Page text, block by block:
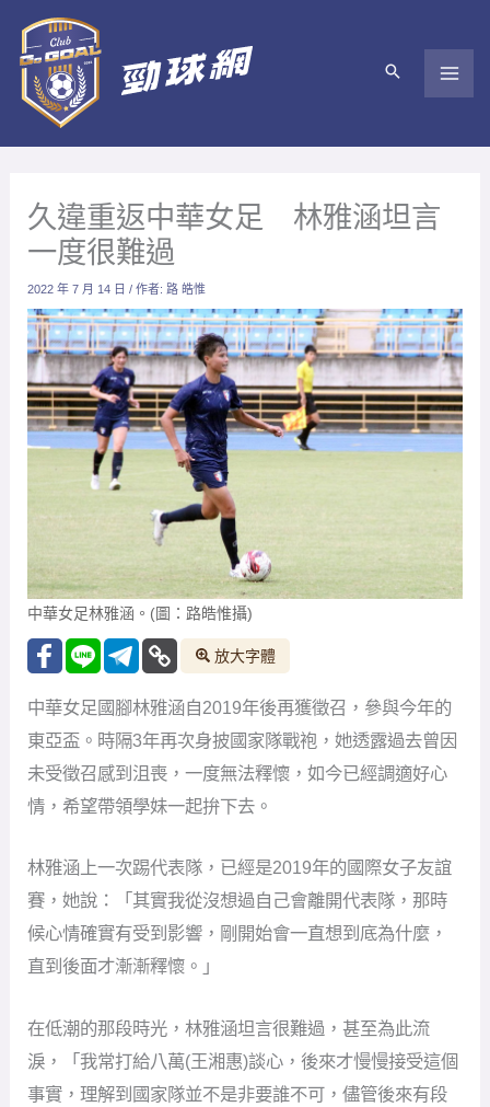
內
久違重返中華女足 林雅涵坦言
一度很難過
2022 年 7 月 14 日/ 作者: 路 皓惟
中華女足林雅涵。(圖：路皓惟攝)
放大字體
中華女足國腳林雅涵自2019年後再獲徵召，參與今年的
東亞盃。時隔3年再次身披國家隊戰袍，她透露過去曾因
未受徵召感到沮喪，一度無法釋懷，如今已經調適好心
情，希望帶領學妹一起拚下去。
林雅涵上一次踢代表隊，已經是2019年的國際女子友誼
賽，她說：「其實我從沒想過自己會離開代表隊，那時
候心情確實有受到影響，剛開始會一直想到底為什麼，
直到後面才漸漸釋懷。」
在低潮的那段時光，林雅涵坦言很難過，甚至為此流
淚，「我常打給八萬(王湘惠)談心，後來才慢慢接受這個
事實，理解到國家隊並不是非要誰不可，儘管後來有段